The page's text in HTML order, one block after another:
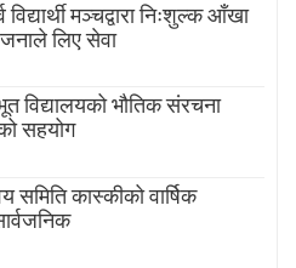
विद्यार्थी मञ्चद्वारा निःशुल्क आँखा
लिए सेवा
विद्यालयको भौतिक संरचना
सहयोग
समिति कास्कीको वार्षिक